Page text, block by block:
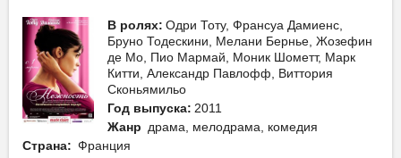
В ролях: Одри Тоту, Франсуа Дамиенс,
Бруно Тодескини, Мелани Бернье, Жозефин
де Мо, Пио Мармай, Моник Шометт, Марк
Китти, Александр Павлофф, Виттория
Сконьямильо
Год выпуска: 2011
Жанр драма, мелодрама, комедия
Страна: Франция